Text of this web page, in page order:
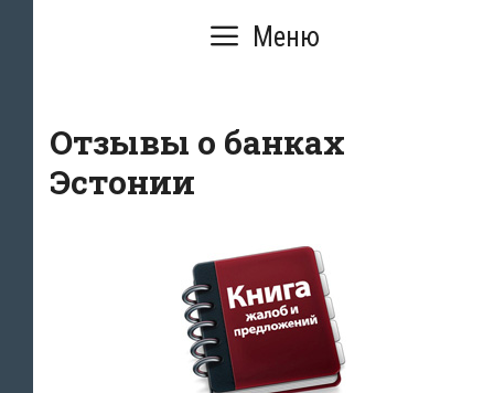
Меню
Отзывы о банках
Эстонии